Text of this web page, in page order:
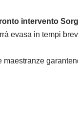
intervento
evasa in tempi